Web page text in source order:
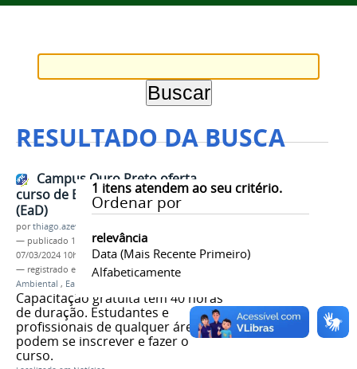
RESULTADO DA BUSCA
1 itens atendem ao seu critério.
Ordenar por
relevância
Data (mais Recente Primeiro)
Alfabeticamente
Campus Ouro Preto oferta
curso de Economia Ambiental
(EaD)
porthiago.azevedo
— publicado 12/06/2023—última modificação
07/03/2024 10h38
— registrado em:
Campus Ouro Preto,Economia
Ambiental , EaD
Capacitação gratuita tem 40 horas
de duração. Estudantes e
profissionais de qualquer área
podem se inscrever e fazer o
curso.